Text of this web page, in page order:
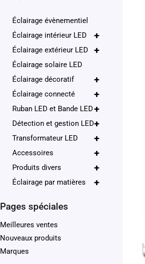
Éclairage évènementiel
+
Éclairage intérieur LED
+
Éclairage extérieur LED
Éclairage solaire LED
+
Éclairage décoratif
+
Éclairage connecté
+
Ruban LED et Bande LED
+
Détection et gestion LED
+
Transformateur LED
+
Accessoires
+
Produits divers
+
Éclairage par matières
Pages spéciales
Meilleures ventes
Nouveaux produits
Marques